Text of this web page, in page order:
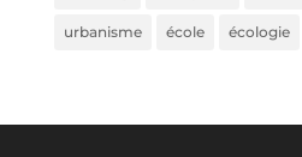
urbanisme école écologie